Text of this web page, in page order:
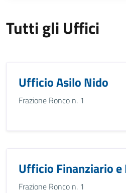
Tutti gli Uffici
Ufficio Asilo Nido
Frazione Ronco n. 1
Ufficio Finanziario e
Frazione Ronco n. 1